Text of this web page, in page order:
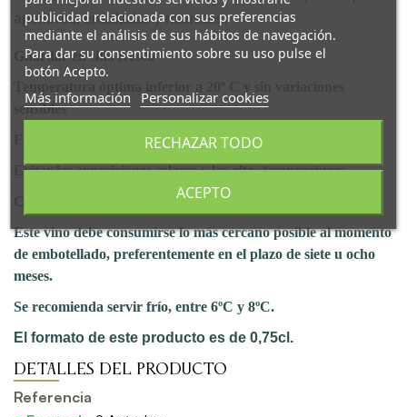
aperitivos, ensaladas y mariscos.
Guardar en sitio fresco
sensibles
Evitar su almacenamiento junto a sustancias de olor intenso
Evitar las exposiciones solares y las altas temperaturas
Colocar las botellas en posición vertical
Este vino debe consumirse lo más cercano posible al momento
de embotellado, preferentemente en el plazo de siete u ocho
meses.
Se recomienda servir frío, entre 6ºC y 8ºC.
El formato de este producto es de 0,75cl.
DETALLES DEL PRODUCTO
Referencia
publicidad relacionada con sus preferencias
mediante el análisis de sus hábitos de navegación.
Para dar su consentimiento sobre su uso pulse el
botón Acepto.
Más información Personalizar cookies
RECHAZAR TODO
ACEPTO